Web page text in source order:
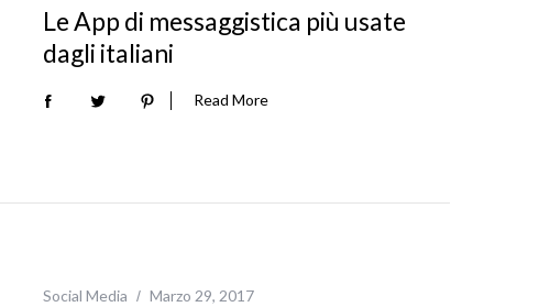
Le App di messaggistica più usate
dagli italiani
Read More
Social Media Marzo 29, 2017